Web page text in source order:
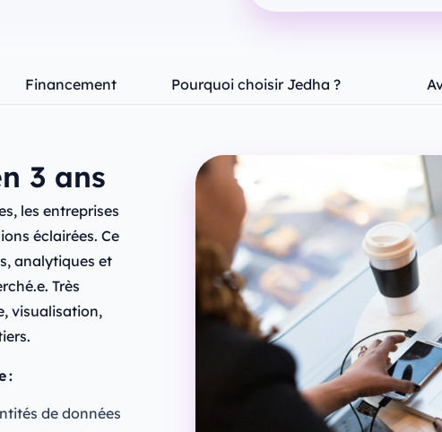
Financement Pourquoi choisir Jedha ?
3 ans
les entreprises
éclairées. Ce
analytiques et
Très
visualisation,
:
de données